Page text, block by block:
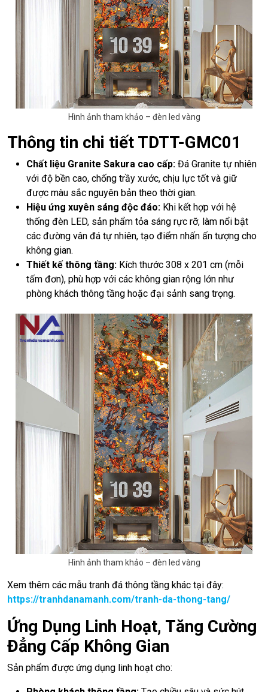
Hình ảnh tham khảo – đèn led vàng
Thông tin chi tiết TDTT-GMC01
Chất liệu Granite Sakura cao cấp: Đá Granite tự nhiên
với độ bền cao, chống trầy xước, chịu lực tốt và giữ
được màu sắc nguyên bản theo thời gian.
Hiệu ứng xuyên sáng độc đáo: Khi kết hợp với hệ
thống đèn LED, sản phẩm tỏa sáng rực rỡ, làm nổi bật
các đường vân đá tự nhiên, tạo điểm nhấn ấn tượng cho
không gian.
Thiết kế thông tầng: Kích thước 308 x 201 cm (mỗi
tấm đơn), phù hợp với các không gian rộng lớn như
phòng khách thông tầng hoặc đại sảnh sang trọng.
Hình ảnh tham khảo – đèn led vàng
Xem thêm các mẫu tranh đá thông tầng khác tại đây:
https://tranhdanamanh.com/tranh-da-thong-tang/
Ứng Dụng Linh Hoạt, Tăng Cường
Đẳng Cấp Không Gian
Sản phẩm được ứng dụng linh hoạt cho: